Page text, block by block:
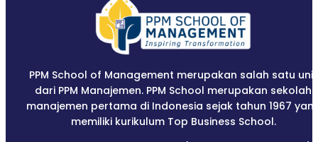
PPM School of Management merupakan salah satu unit
dari PPM Manajemen. PPM School merupakan sekolah
manajemen pertama di Indonesia sejak tahun 1967
memiliki kurikulum Top Business School.